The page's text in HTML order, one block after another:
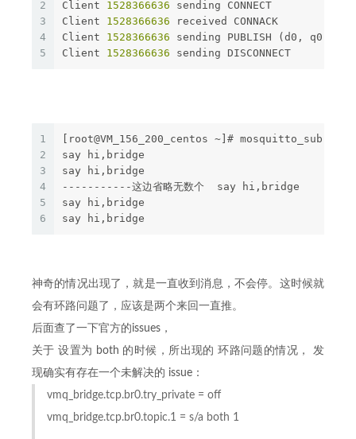
2
3
4
5
Client 1528366636 sending CONNECT
Client 1528366636 received CONNACK
Client 1528366636 sending PUBLISH (d0, q0,
Client 1528366636 sending DISCONNECT
1
2
3
4
5
6
[root@VM_156_200_centos ~]#
say hi,bridge
say hi,bridge
-----------这边省略无数个  say hi,bridge
say hi,bridge
say hi,bridge
神奇的情况出现了，就是一直收到消息，不会停。这时候就
会有环路问题了，应该是两个来回一直推。
后面查了一下官方的issues，
关于 设置为 both 的时候，所出现的 环路问题的情况， 发
现确实有存在一个未解决的 issue：
vmq_bridge.tcp.br0.try_private = off
vmq_bridge.tcp.br0.topic.1 = s/a both 1